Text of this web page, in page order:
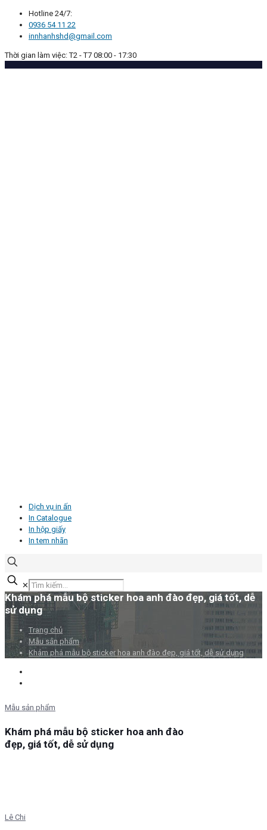
Hotline 24/7:
0936 54 11 22
innhanhshd@gmail.com
Thời gian làm việc: T2 - T7 08:00 - 17:30
Dịch vụ in ấn
In Catalogue
In hộp giấy
In tem nhãn
✕
Khám phá mẫu bộ sticker hoa anh đào đẹp, giá tốt, dễ
sử dụng
Trang chủ
Mẫu sản phẩm
Khám phá mẫu bộ sticker hoa anh đào đẹp, giá tốt, dễ sử dụng
Mẫu sản phẩm
Khám phá mẫu bộ sticker hoa anh đào
đẹp, giá tốt, dễ sử dụng
Lê Chi